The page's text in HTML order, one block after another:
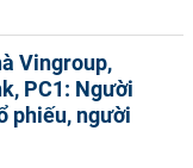
Vingroup,
PC1: Người
phiếu, người